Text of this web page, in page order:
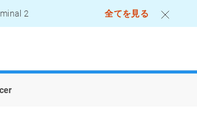
2
全てを見る